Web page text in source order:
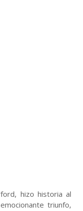
hizo historia al
triunfo,